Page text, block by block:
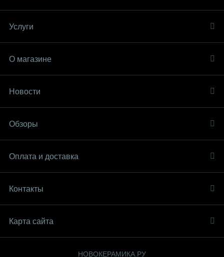
Услуги
О магазине
Новости
Обзоры
Оплата и доставка
Контакты
Карта сайта
НОВОКЕРАМИКА.РУ